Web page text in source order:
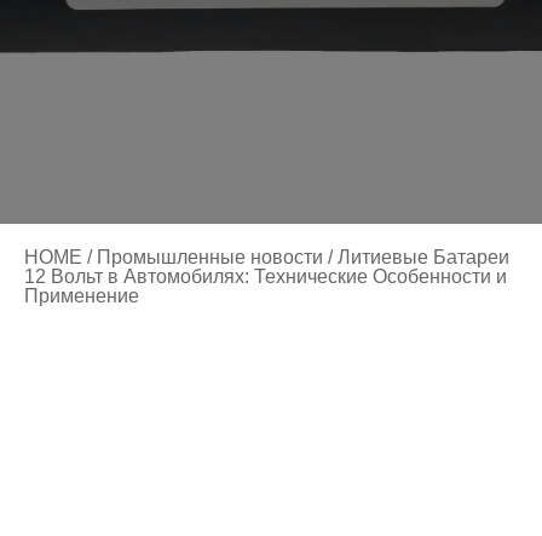
HOME / Промышленные новости / Литиевые Батареи
12 Вольт в Автомобилях: Технические Особенности и
Применение